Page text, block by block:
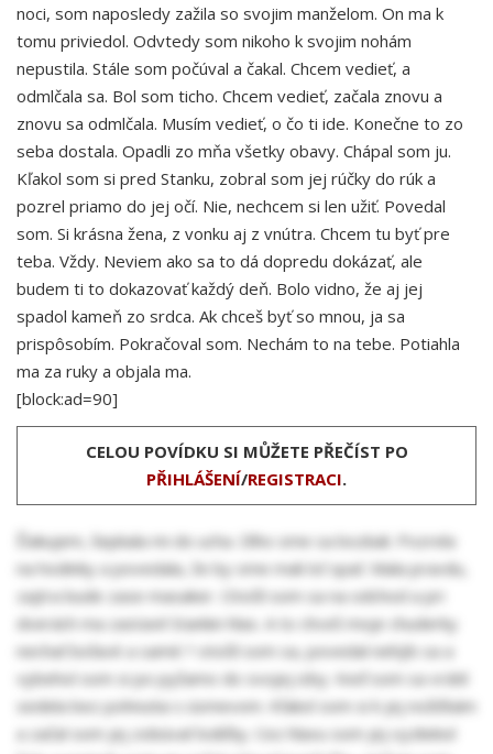
noci, som naposledy zažila so svojim manželom. On ma k
tomu priviedol. Odvtedy som nikoho k svojim nohám
nepustila. Stále som počúval a čakal. Chcem vedieť, a
odmlčala sa. Bol som ticho. Chcem vedieť, začala znovu a
znovu sa odmlčala. Musím vedieť, o čo ti ide. Konečne to zo
seba dostala. Opadli zo mňa všetky obavy. Chápal som ju.
Kľakol som si pred Stanku, zobral som jej rúčky do rúk a
pozrel priamo do jej očí. Nie, nechcem si len užiť. Povedal
som. Si krásna žena, z vonku aj z vnútra. Chcem tu byť pre
teba. Vždy. Neviem ako sa to dá dopredu dokázať, ale
budem ti to dokazovať každý deň. Bolo vidno, že aj jej
spadol kameň zo srdca. Ak chceš byť so mnou, ja sa
prispôsobím. Pokračoval som. Nechám to na tebe. Potiahla
ma za ruky a objala ma.
[block:ad=90]
CELOU POVÍDKU SI MŮŽETE PŘEČÍST PO
PŘIHLÁŠENÍ/REGISTRACI.
Ďakujem, šepkala mi do ucha. Dlho sme sa bozkali. Pozrela
na hodinky a povedala, že by sme mali ísť spať. Mala pravdu,
zajtra bude zase masaker. Otočil som sa na odchod a pri
dverách ma zastavil Stankin hlas. A to chceš moje chuderky
nechať boľavé a samé ? otočil som sa, povedal nehýb sa a
vybehol som si po pyžamo do svojej izby. Keď som sa vrátil
sedela bez pohnutia s úsmevom. Kľakol som si k jej nožičkám
a začal som jej zobúvať lodičky. Cez hlavu som jej vyzliekol